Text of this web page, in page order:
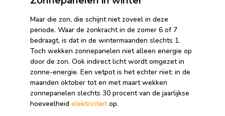
Maar die zon, die schijnt niet zoveel in deze
periode. Waar de zonkracht in de zomer 6 of 7
bedraagt, is dat in de wintermaanden slechts 1.
Toch wekken zonnepanelen niet alleen energie op
door de zon. Ook indirect licht wordt omgezet in
zonne-energie. Een vetpot is het echter niet: in de
maanden oktober tot en met maart wekken
zonnepanelen slechts 30 procent van de jaarlijkse
hoeveelheid elektriciteitop.